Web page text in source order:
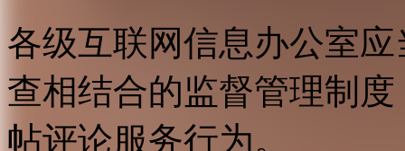
各级互联网信息办公室
查相结合的监督管理制
帖评论服务行为。